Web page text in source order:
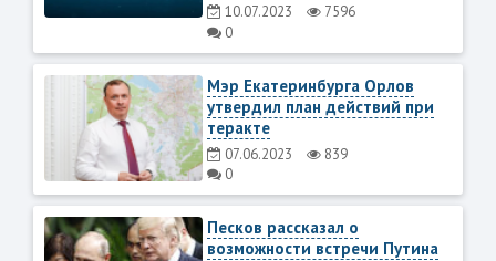
10.07.2023
7596
0
Мэр Екатеринбурга Орлов
утвердил план действий при
теракте
07.06.2023
839
0
Песков рассказал о
возможности встречи Путина